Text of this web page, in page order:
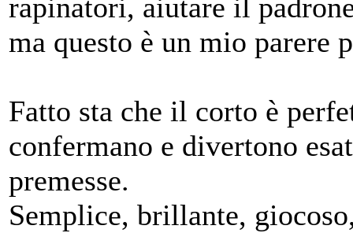
rapinatori, aiutare il
ma questo è un mio parere
Fatto sta che il corto è
confermano e divertono
premesse.
Semplice, brillante,